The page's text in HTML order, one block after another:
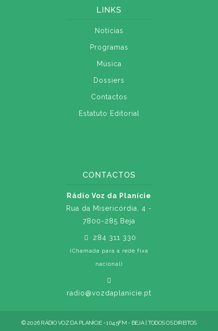
LINKS
Notícias
Programas
Música
Dossiers
Contactos
Estatuto Editorial
CONTACTOS
Rádio Voz da Planície
Rua da Misericórdia, 4 -
7800-285 Beja
284 311 330
(Chamada para a rede fixa
nacional)
radio@vozdaplanicie.pt
© 2026 RÁDIO VOZ DA PLANÍCIE - 104.5FM - BEJA | TODOS OS DIREITOS